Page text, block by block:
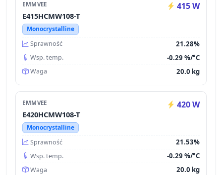
EMMVEE 415 W
E415HCMW108-T
Monocrystalline
Sprawność
21.28%
Wsp. temp. -0.29 %/°C
Waga 20.0 kg
EMMVEE 420 W
E420HCMW108-T
Monocrystalline
Sprawność
21.53%
Wsp. temp. -0.29 %/°C
Waga 20.0 kg